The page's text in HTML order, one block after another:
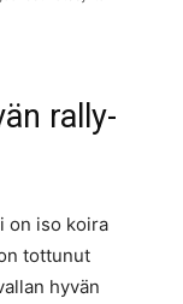
rally-
on iso koira
tottunut
hyvän